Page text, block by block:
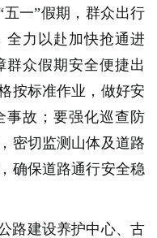
一”假期，群众出行
全力以赴加快抢通进
群众假期安全便捷出
按标准作业，做好安
事故；要强化巡查防
密切监测山体及道路
确保道路通行安全稳
路建设养护中心、古